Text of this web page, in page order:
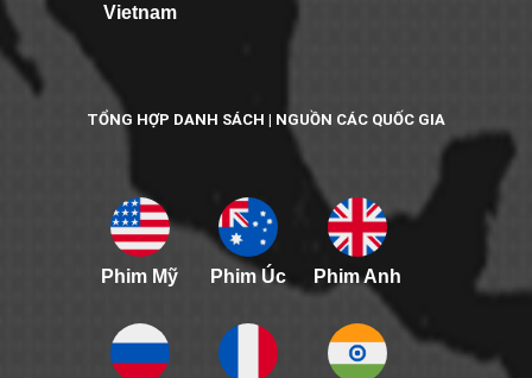
Vietnam
TỔNG HỢP DANH SÁCH | NGUỒN CÁC QUỐC GIA
Phim Mỹ Phim Úc Phim Anh